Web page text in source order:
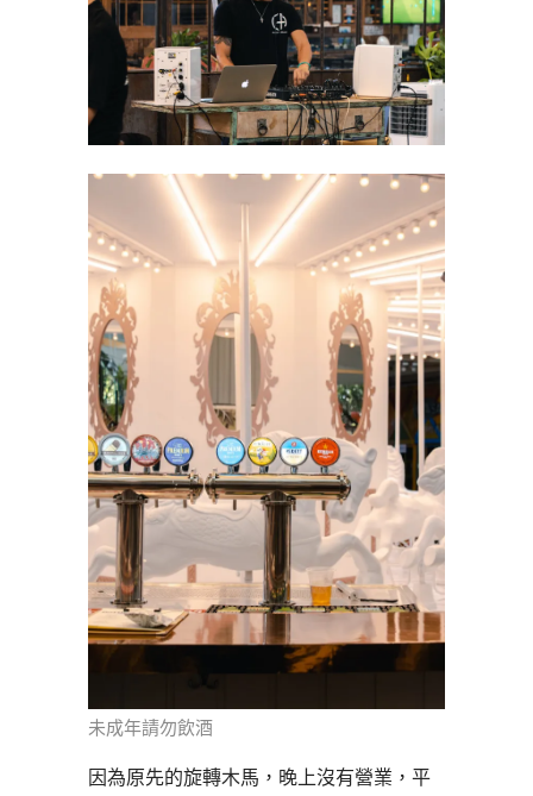
未成年請勿飲酒
因為原先的旋轉木馬，晚上沒有營業，平